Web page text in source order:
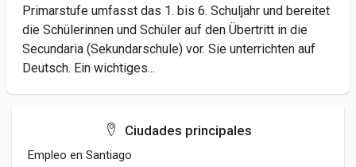
Primarstufe umfasst das 1. bis 6. Schuljahr und bereitet
die Schülerinnen und Schüler auf den Übertritt in die
Secundaria (Sekundarschule) vor. Sie unterrichten auf
Deutsch. Ein wichtiges...
Ciudades principales
Empleo en Santiago